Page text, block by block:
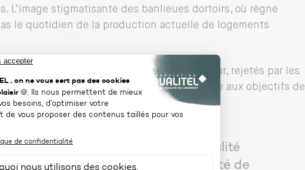
L’image stigmatisante des banlieues dortoirs, où règne
le quotidien de la production actuelle de logements
plus d’ensembles de grande hauteur, rejetés par les
pourtant la seule solution pour répondre aux objectifs de
» des sols.
a permis d’augmenter la qualité
des logements donc la qualité de